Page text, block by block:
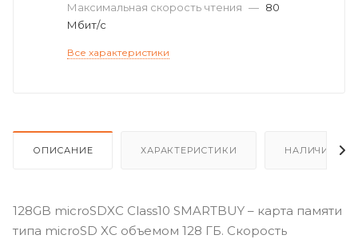
Максимальная скорость чтения — 80
Мбит/с
Все характеристики
ОПИСАНИЕ ХАРАКТЕРИСТИКИ НАЛИЧИЕ
128GB microSDXC Class10 SMARTBUY – карта памяти
типа microSD XC объемом 128 ГБ. Скорость